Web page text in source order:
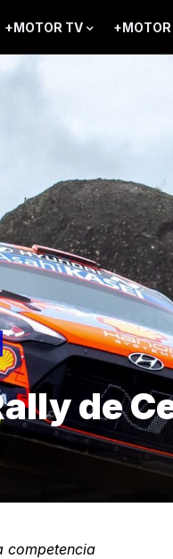
+MOTOR TV
de
competencia